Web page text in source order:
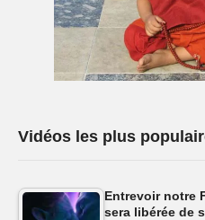
Vidéos les plus
Entrevoir notre
sera libérée de